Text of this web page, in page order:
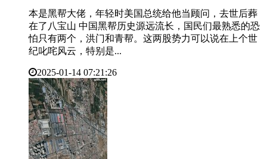
本是黑帮大佬，年轻时美国总统给他当顾问，去世后葬
在了八宝山 中国黑帮历史源远流长，国民们最熟悉的恐
怕只有两个，洪门和青帮。这两股势力可以说在上个世
纪叱咤风云，特别是...
2025-01-14 07:21:26